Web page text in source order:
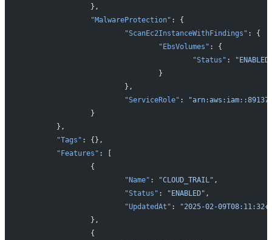
		},
		"MalwareProtection"
: {
			"ScanEc2InstanceWithFindings"
: {
				"EbsVolumes"
: {
					"Status"
:
				}
			},
			"ServiceRole"
:
		}
	},
	"Tags"
: {},
	"Features"
: [
		{
			"Name"
: "CLOUD_TRAIL" ,
			"Status"
: "ENABLED" ,
			"UpdatedAt"
:
"2025-02-
		},
		{